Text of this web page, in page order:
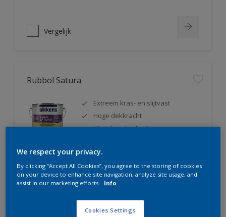
Vergelijk
Rubbol Satura
Extreem kras- en slijtvast
Hoge dekkracht
Uitstekende vloeiing
Vergelijk
We respect your privacy.
By clicking “Accept All Cookies”, you agree to the storing of cookies
on your device to enhance site navigation, analyze site usage, and
assist in our marketing efforts.
Info
Cookies Settings